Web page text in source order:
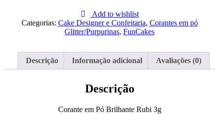
Brilhante
Add to wishlist
Categorias: Cake Designer e Confeitaria, Corantes em pó
Glitter/Purpurinas, FunCakes
Descrição Informação adicional Avaliações (0)
Descrição
Corante em Pó Brilhante Rubi 3g